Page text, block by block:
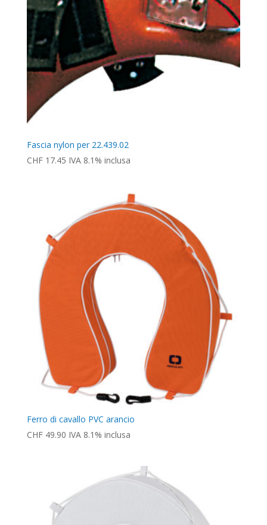
Fascia nylon per 22.439.02
CHF17.45 IVA 8.1% inclusa
Ferro di cavallo PVC arancio
CHF49.90 IVA 8.1% inclusa